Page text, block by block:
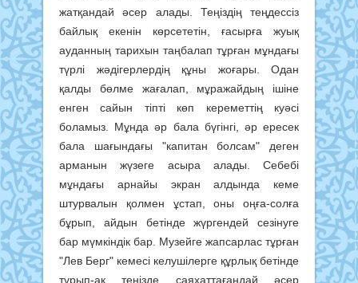
жатқандай әсер алады. Теңіздің теңдессіз
байлық екенін көрсететін, ғасырға жуық
ауданның тарихын таңбалап тұрған мұндағы
түрлі жәдігерлердің құны жоғары. Одан
қалды бөлме жағалап, мұражайдың ішіне
енген сайын тіпті көп кереметтің куәсі
боламыз. Мұнда әр бала бүгінгі, әр ересек
бала шағындағы "капитан болсам" деген
арманын жүзеге асыра алады. Себебі
мұндағы арнайы экран алдында кеме
штурвалын қолмен ұстап, оны оңға-солға
бұрып, айдын бетінде жүргендей сезінуге
бар мүмкіндік бар. Музейге жапсарлас тұрған
"Лев Берг" кемесі келушілерге құрлық бетінде
тұрып-ақ теңізде саяхаттағандай әсер